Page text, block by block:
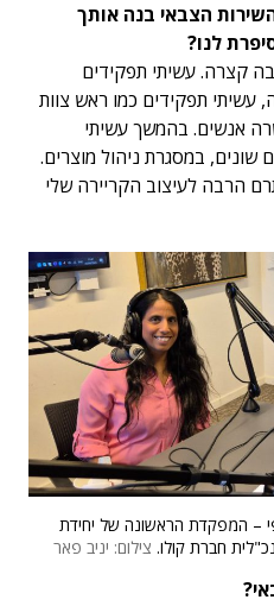
הצבאי בנה אותך
לנו?
קצרה. עשיתי תפקידים
עשיתי תפקידים כמו ראש צוות
אנשים. בהמשך עשיתי
שונים, במסגרת ניהול מוצרים.
הרבה לעיצוב הקריירה שלי
– המפקדת הראשונה של יחידת
חברת קולו. צילום: יניב פאר